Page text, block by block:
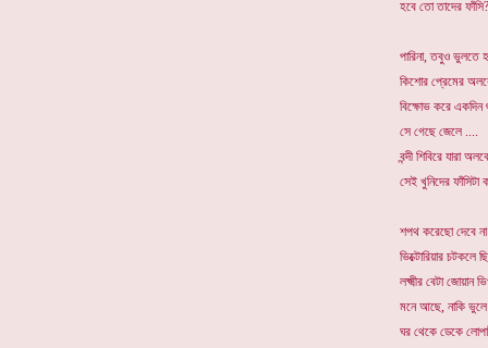
হবে তো তাদের ফাঁসি?
পারিনা, তবুও ভুলতে
কিশোর প্রেমের
বিক্ষোভ করে একদিন
সে গেছে জেলে ....
বন্দী শিবিরে যারা
সেই খুনিদের ফাঁসিটা
শপথ করেছো দেবে না
ভিক্টোরিয়ার চটকলে
লক্ষ্মীর বেটা জোয়ান
মনে আছে, নাকি
ঘর থেকে ডেকে